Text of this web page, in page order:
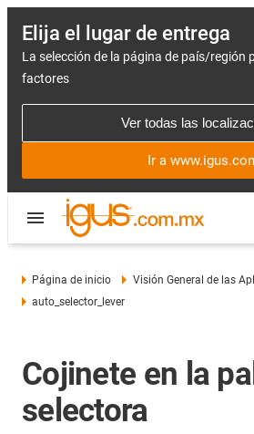
Elija el lugar de entrega
La selección de la página de país/región
factores
Ver todas las
Ir a
Página de inicio
Visión General de las
auto_selector_lever
Cojinete en la
selectora